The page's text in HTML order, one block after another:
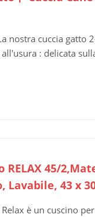
nostra cuccia
: delicata
RELAX 45/
Lavabile, 43 x
Relax è un cuscino